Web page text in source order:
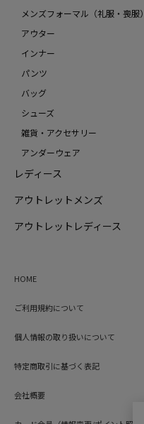
メンズフォーマル（礼服・喪服）
アウター
インナー
パンツ
バッグ
シューズ
雑貨・アクセサリー
アンダーウェア
レディース
アウトレットメンズ
アウトレットレディース
HOME
ご利用規約について
個人情報の取り扱いについて
特定商取引に基づく表記
会社概要